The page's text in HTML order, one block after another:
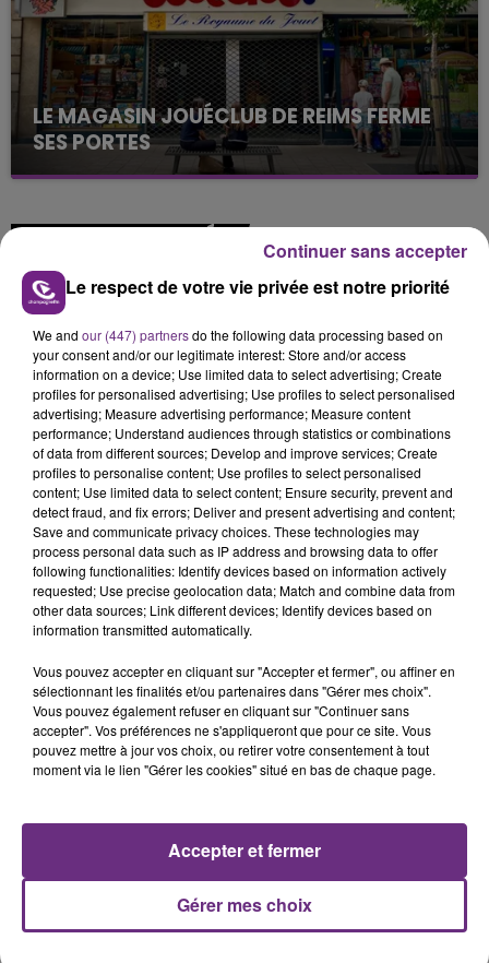
LE MAGASIN JOUÉCLUB DE REIMS FERME
SES PORTES
C'était l'une des institutions du centre-ville
fermer ses portes.
TITRES DIFFUSÉS
4h51
4h51
KYO
Dernière Danse
BENSON BOONE
The Time Of My Life
4h44
4h44
ANGELE & JUSTICE
What You Want
4h41
4h41
THE WEEKND
A L'ANTENNE
Le respect de votre vie privée est notre priorité
We and our (447) partnersdo the following data processing based on
your consent and/or our legitimate interest: Store and/or access
information on a device; Use limited data to select advertising; Create
profiles for personalised advertising; Use profiles to select personalised
advertising; Measure advertising performance; Measure content
performance; Understand audiences through statistics or combinations
of data from different sources; Develop and improve services; Create
profiles to personalise content; Use profiles to select personalised
content; Use limited data to select content; Ensure security, prevent and
detect fraud, and fix errors; Deliver and present advertising and content;
Save and communicate privacy choices. These technologies may
process personal data such as IP address and browsing data to offer
following functionalities: Identify devices based on information actively
requested; Use precise geolocation data; Match and combine data from
other data sources; Link different devices; Identify devices based on
information transmitted automatically.
Vous pouvez accepter en cliquant sur "Accepter et fermer", ou affiner en
sélectionnant les finalités et/ou partenaires dans "Gérer mes choix".
Vous pouvez également refuser en cliquant sur "Continuer sans
accepter". Vos préférences ne s'appliqueront que pour ce site. Vous
pouvez mettre à jour vos choix, ou retirer votre consentement à tout
moment via le lien "Gérer les cookies" situé en bas de chaque page.
Gérer mes choix
Accepter et fermer
Continuer sans accepter